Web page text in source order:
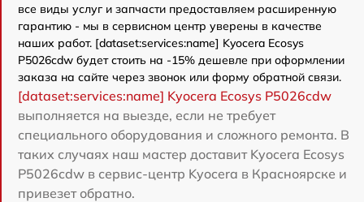
все виды услуг и запчасти предоставляем расширенную
гарантию - мы в сервисном центр уверены в качестве
наших работ. [dataset:services:name] Kyocera Ecosys
P5026cdw будет стоить на -15% дешевле при оформлении
заказа на сайте через звонок или форму обратной связи.
[dataset:services:name] Kyocera Ecosys P5026cdw
выполняется на выезде, если не требует
специального оборудования и сложного ремонта. В
таких случаях наш мастер доставит Kyocera Ecosys
P5026cdw в сервис-центр Kyocera в Красноярске и
привезет обратно.